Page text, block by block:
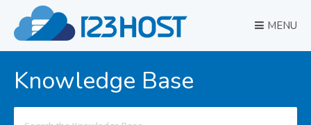
MENU
Knowledge Base